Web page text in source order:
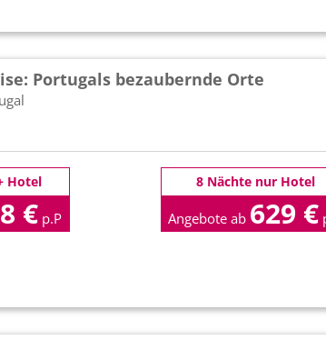
Portugals bezaubernde Orte
Hotel
€ p.P
8 Nächte nur Hotel
Angebote ab 629 €